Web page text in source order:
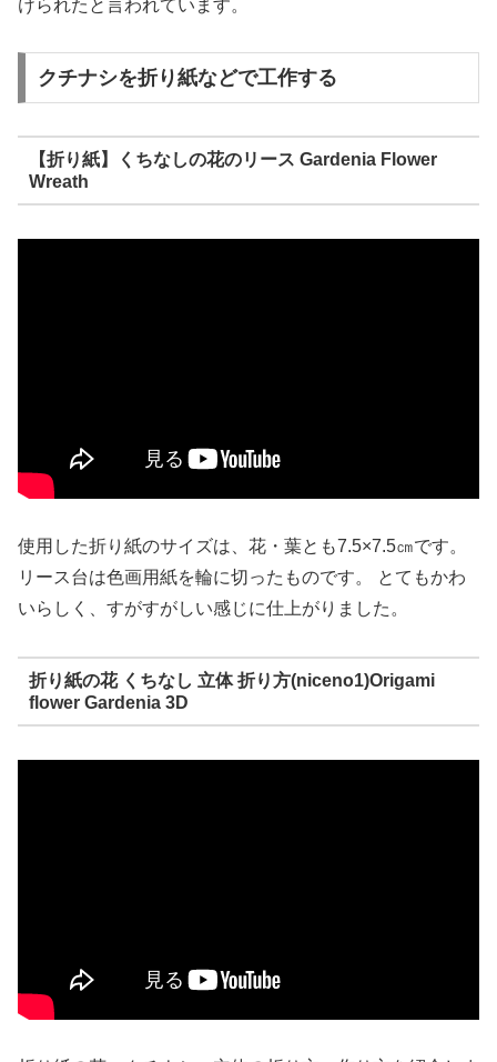
けられたと言われています。
クチナシを折り紙などで工作する
【折り紙】くちなしの花のリース Gardenia Flower
Wreath
使用した折り紙のサイズは、花・葉とも7.5×7.5㎝です。
リース台は色画用紙を輪に切ったものです。 とてもかわ
いらしく、すがすがしい感じに仕上がりました。
折り紙の花 くちなし 立体 折り方(niceno1)Origami
flower Gardenia 3D